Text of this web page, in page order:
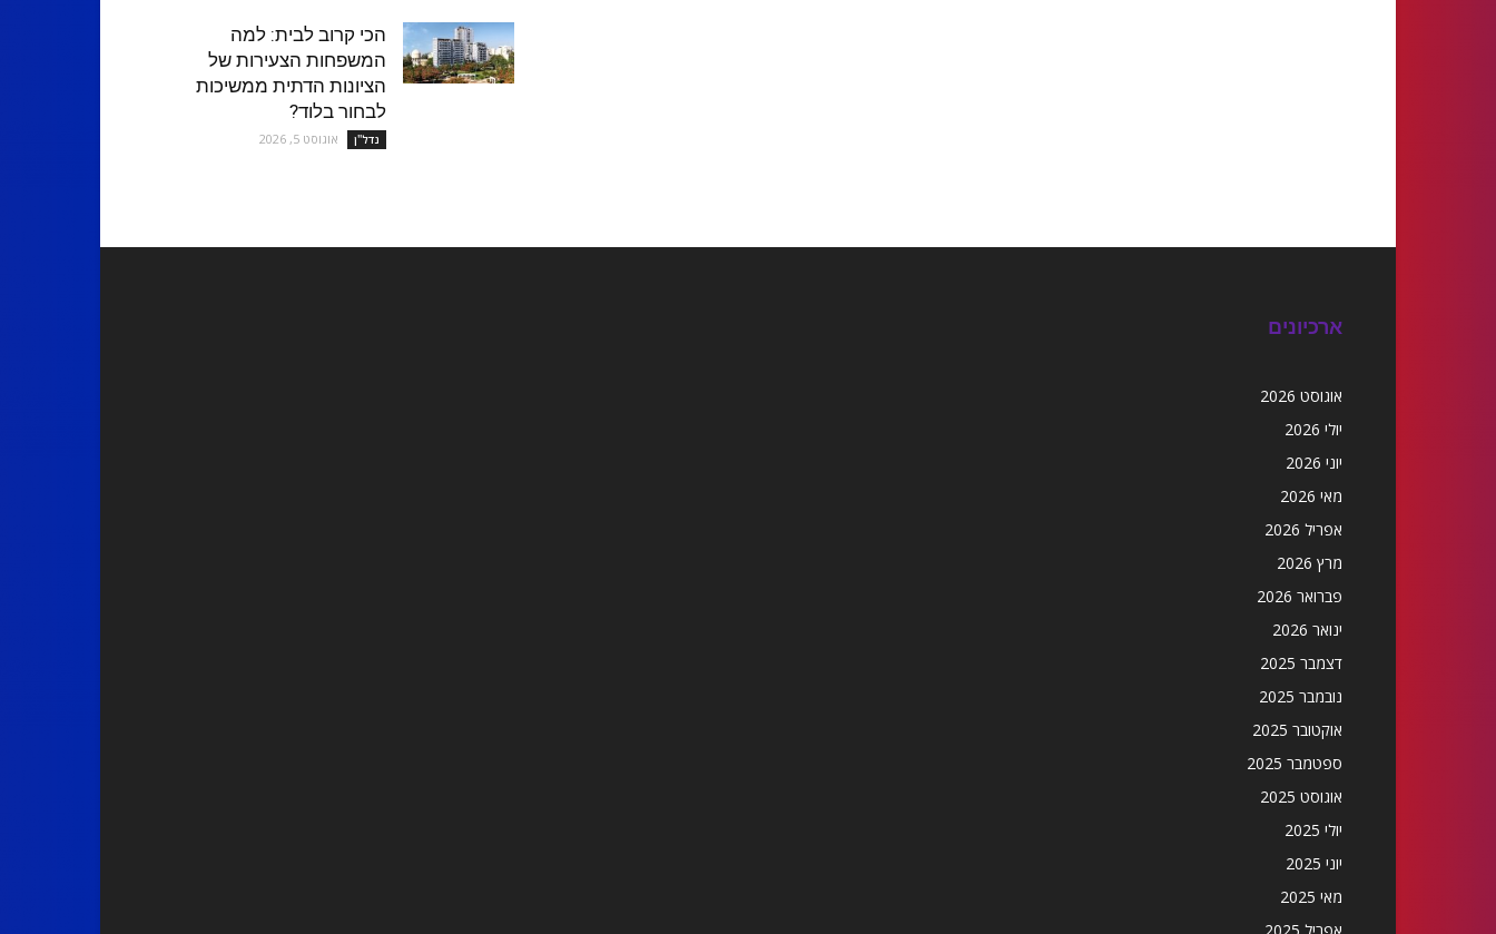
הכי קרוב לבית: למה
המשפחות הצעירות של
הציונות הדתית ממשיכות
לבחור בלוד?
נדל''ן אוגוסט 5, 2026
ארכיונים
אוגוסט 2026
יולי 2026
יוני 2026
מאי 2026
אפריל 2026
מרץ 2026
פברואר 2026
ינואר 2026
דצמבר 2025
נובמבר 2025
אוקטובר 2025
ספטמבר 2025
אוגוסט 2025
יולי 2025
יוני 2025
מאי 2025